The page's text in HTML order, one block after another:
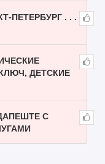
ПЕТЕРБУРГ . . .
ДЕТСКИЕ
С